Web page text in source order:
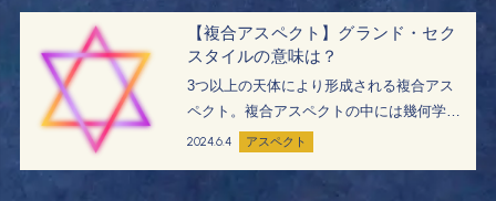
【複合アスペクト】グランド・セク
スタイルの意味は？
3つ以上の天体により形成される複合アス
ペクト。複合アスペクトの中には幾何学図
形が描かれ、アスペクトのエネルギーを強
ーは、人生に強い影響を与えるでしょう。
2024.6.4 アスペクト